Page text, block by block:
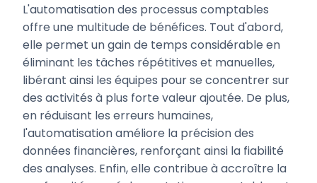
L'automatisation des processus comptables
offre une multitude de bénéfices. Tout d'abord,
elle permet un gain de temps considérable en
éliminant les tâches répétitives et manuelles,
libérant ainsi les équipes pour se concentrer sur
des activités à plus forte valeur ajoutée. De plus,
en réduisant les erreurs humaines,
l'automatisation améliore la précision des
données financières, renforçant ainsi la fiabilité
des analyses. Enfin, elle contribue à accroître la